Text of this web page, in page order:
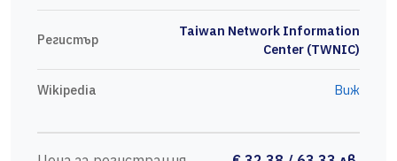
Регистър
Taiwan Network Information
Center (TWNIC)
Wikipedia Виж